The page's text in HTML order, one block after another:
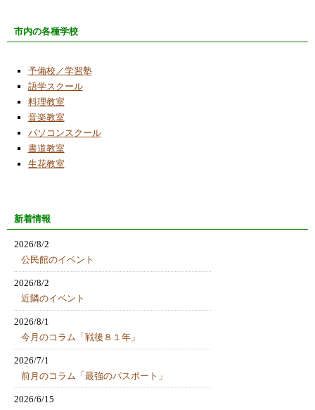
市内の各種学校
予備校／学習塾
語学スクール
料理教室
音楽教室
パソコンスクール
書道教室
生花教室
新着情報
2026/8/2
公民館のイベント
2026/8/2
近隣のイベント
2026/8/1
今月のコラム「戦後８１年」
2026/7/1
前月のコラム「最強のパスポート」
2026/6/15